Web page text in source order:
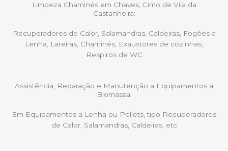
Limpeza Chaminés em Chaves, Cimo de Vila da
Castanheira:
Recuperadores de Calor, Salamandras, Caldeiras, Fogões a
Lenha, Lareiras, Chaminés, Exaustores de cozinhas,
Respiros de WC
Assistência, Reparação e Manutenção a Equipamentos a
Biomassa:
Em Equipamentos a Lenha ou Pellets, tipo Recuperadores
de Calor, Salamandras, Caldeiras, etc